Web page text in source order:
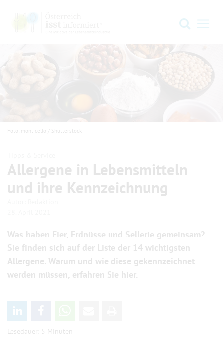
Suche
Foto: monticello / Shutterstock
Allergene in Lebens­mitteln
und ihre Kenn­zeichnung
Was haben Eier, Erd­nüsse und Sel­lerie gemeinsam?
Sie finden sich auf der Liste der 14 wichtigsten
Allergene. Warum und wie diese gekenn­zeichnet
werden müssen, erfahren Sie hier.
Lesedauer: 5 Minuten